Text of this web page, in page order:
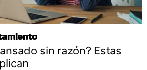
sin razón? Estas